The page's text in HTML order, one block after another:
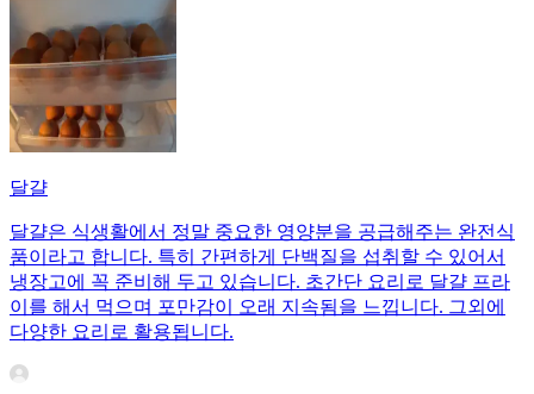
달걀
달걀은 식생활에서 정말 중요한 영양분을 공급해주는 완전식
품이라고 합니다. 특히 간편하게 단백질을 섭취할 수 있어서
냉장고에 꼭 준비해 두고 있습니다. 초간단 요리로 달걀 프라
이를 해서 먹으며 포만감이 오래 지속됨을 느낍니다. 그외에
다양한 요리로 활용됩니다.